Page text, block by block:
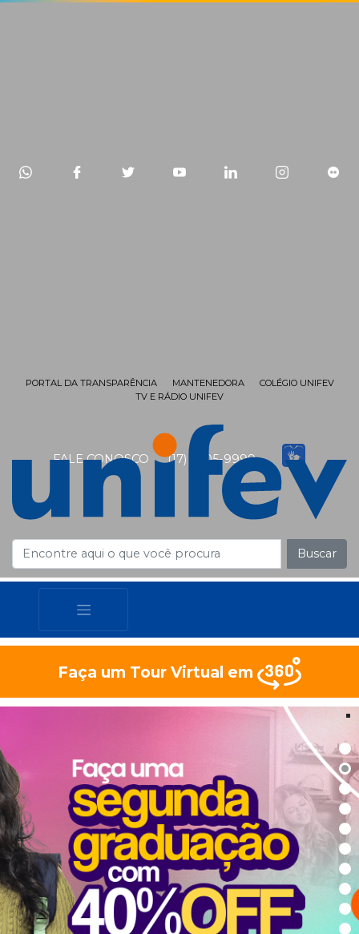
FALE CONOSCO (17) 3405-9999
PORTAL DA TRANSPARÊNCIA MANTENEDORA
COLÉGIO UNIFEV
TV E RÁDIO UNIFEV
Buscar
Faça um Tour Virtual em